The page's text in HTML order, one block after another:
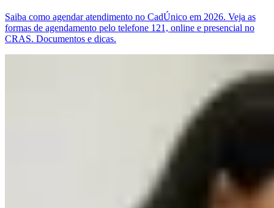
Saiba como agendar atendimento no CadÚnico em 2026. Veja as
formas de agendamento pelo telefone 121, online e presencial no
CRAS. Documentos e dicas.